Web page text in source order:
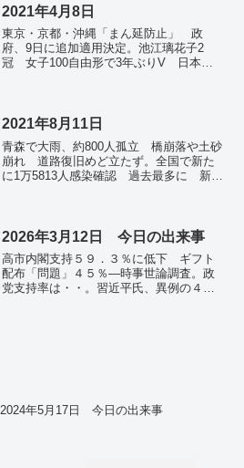
「まだ早い」。
2021年4月8日
東京・京都・沖縄「まん延防止」 政
府、9日に追加適用決定。池江璃花子2
冠 女子100自由形で3年ぶりV 日本選
惧も。アストラ社製接種後の血栓「極め
ん、結婚への思い変わらず 「誤情報を
訂正」と文書公表。ソウル・釜山両市長
選で野党勝利 文政権、さらに苦境に。
2021年8月11日
青森で大雨、約800人孤立 橋崩落や土砂
崩れ 道路復旧めど立たず。全国で新た
に1万5813人感染確認 過去最多に 新型
2026年3月12日 今日の出来事
高市内閣支持５９．３％に低下 ギフト
配布「問題」４５％―時事世論調査。政
党支持率は・・。習近平氏、異例の４期
2024年5月17日 今日の出来事